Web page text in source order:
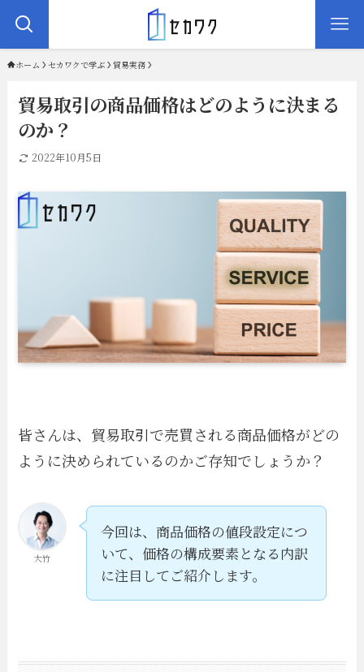
ホーム セカワクで学ぶ 貿易実務
貿易取引の商品価格はどのように決まる
のか？
2022年10月5日
皆さんは、貿易取引で売買される商品価格がどの
ように決められているのかご存知でしょうか？
大竹
今回は、商品価格の値段設定につ
いて、価格の構成要素となる内訳
に注目してご紹介します。